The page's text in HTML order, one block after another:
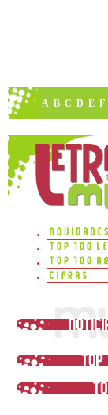
A B C D E F